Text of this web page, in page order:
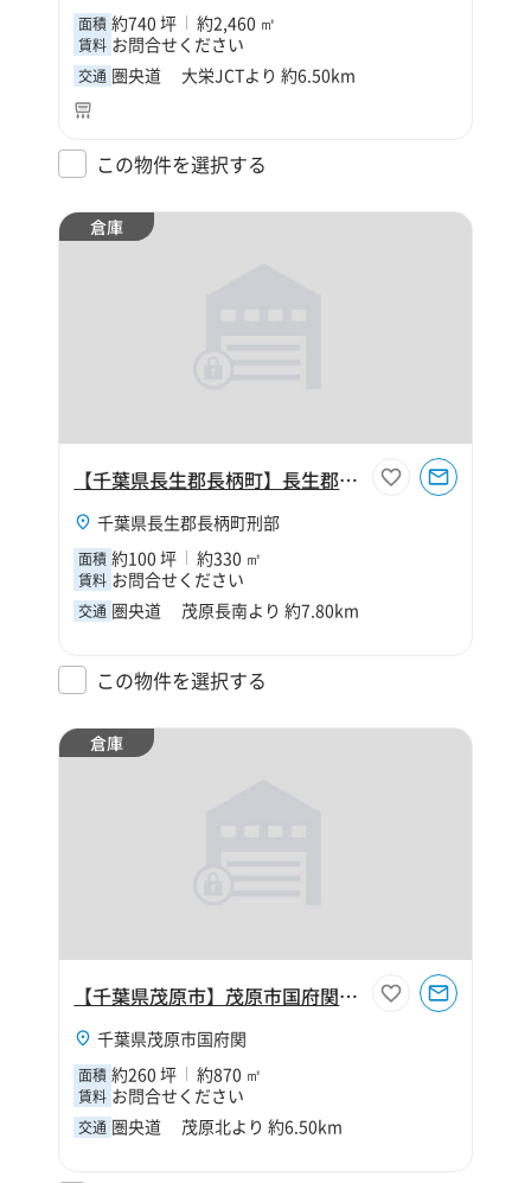
面積 約740 坪 約2,460 ㎡
賃料 お問合せください
交通 圏央道 大栄JCTより 約6.50km
この物件を選択する
倉庫
【千葉県長生郡長柄町】長生郡長柄町刑部100坪倉庫
千葉県長生郡長柄町刑部
面積 約100 坪 約330 ㎡
賃料 お問合せください
交通 圏央道 茂原長南より 約7.80km
この物件を選択する
倉庫
【千葉県茂原市】茂原市国府関260坪倉庫
千葉県茂原市国府関
面積 約260 坪 約870 ㎡
賃料 お問合せください
交通 圏央道 茂原北より 約6.50km